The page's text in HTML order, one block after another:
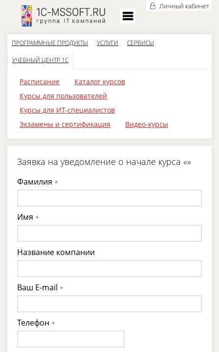
Личный кабинет
ПРОГРАММНЫЕ ПРОДУКТЫ УСЛУГИ СЕРВИСЫ
УЧЕБНЫЙ ЦЕНТР 1С
Расписание
Каталог курсов
Курсы для пользователей
Курсы для ИТ-специалистов
Экзамены и сертификация
Видео-курсы
Заявка на уведомление о начале курса «»
Фамилия *
Имя *
Название компании
Ваш E-mail *
Телефон *